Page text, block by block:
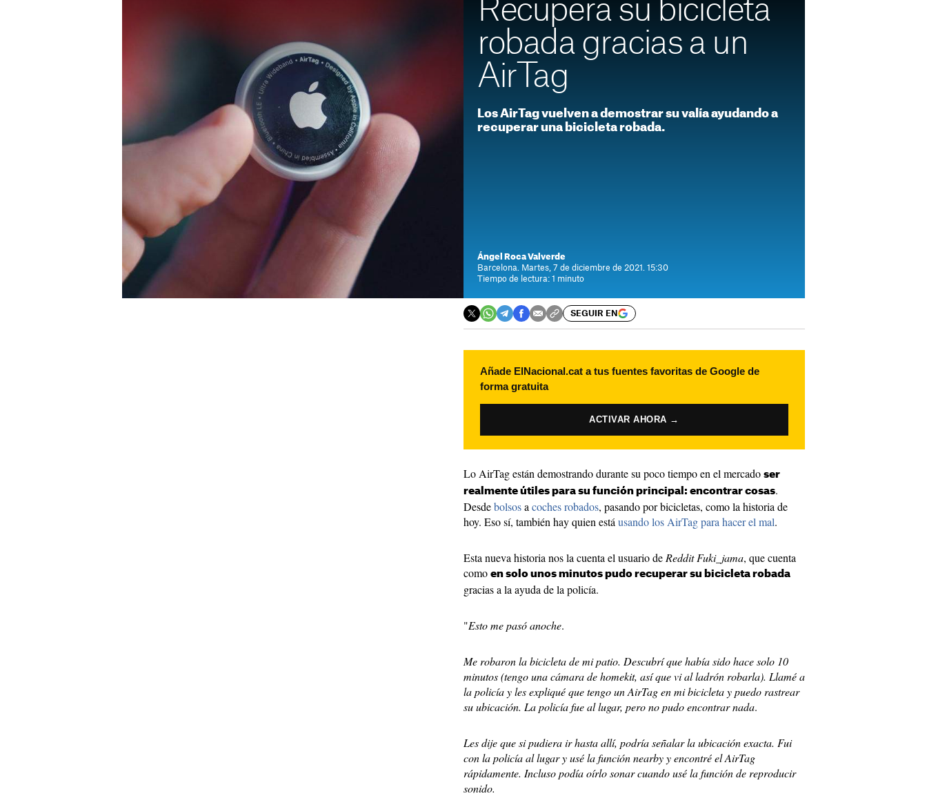
Recupera su bicicleta
robada gracias a un
AirTag
Los AirTag vuelven a demostrar su valía ayudando a
recuperar una bicicleta robada.
Ángel Roca Valverde
Barcelona. Martes, 7 de diciembre de 2021. 15:30
Tiempo de lectura: 1 minuto
SEGUIR EN
Añade ElNacional.cat a tus fuentes favoritas de Google de
forma gratuita
ACTIVAR AHORA →
Lo AirTag están demostrando durante su poco tiempo en el mercado ser
realmente útiles para su función principal: encontrar cosas.
Desdebolsosa coches robados, pasando por bicicletas, como la historia de
hoy. Eso sí, también hay quien está usando los AirTag para hacer el mal.
Esta nueva historia nos la cuenta el usuario de Reddit Fuki_jama, que cuenta
como en solo unos minutos pudo recuperar su bicicleta robada
gracias a la ayuda de la policía.
"Esto me pasó anoche.
Me robaron la bicicleta de mi patio. Descubrí que había sido hace solo 10
minutos (tengo una cámara de homekit, así que vi al ladrón robarla). Llamé a
la policía y les expliqué que tengo un AirTag en mi bicicleta y puedo rastrear
su ubicación. La policía fue al lugar, pero no pudo encontrar nada.
Les dije que si pudiera ir hasta allí, podría señalar la ubicación exacta. Fui
con la policía al lugar y usé la función nearby y encontré el AirTag
rápidamente. Incluso podía oírlo sonar cuando usé la función de reproducir
sonido.